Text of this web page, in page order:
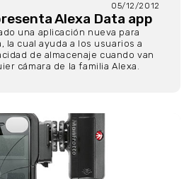
05/12/2012
Alexa Data app
una aplicación nueva para
la cual ayuda a los usuarios a
de almacenaje cuando van
cámara de la familia Alexa.